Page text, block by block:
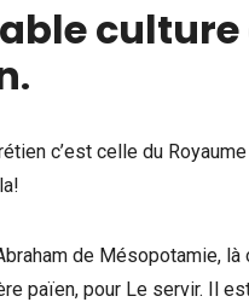
culture
.
c’est celle du
de Mésopotamie, là
païen, pour Le servir. Il